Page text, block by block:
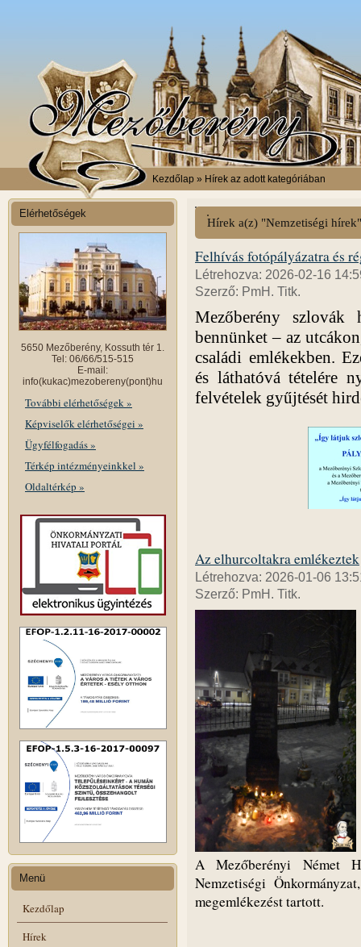
Kezdőlap » Hírek az adott kategóriában
Elérhetőségek
5650 Mezőberény, Kossuth tér 1.
Tel: 06/66/515-515
E-mail:
info(kukac)mezobereny(pont)hu
További elérhetőségek »
Képviselők elérhetőségei »
Ügyfélfogadás »
Térkép intézményeinkkel »
Oldaltérkép »
Menü
Kezdőlap
Hírek
Hírek a(z) "Nemzetiségi
Felhívás fotópályázatra és
Létrehozva: 2026-02-16
Szerző: PmH. Titk.
Mezőberény szlovák
bennünket – az
családi emlékekben.
és láthatóvá tételére
felvételek gyűjtését
Az elhurcoltakra emlékeztek
Létrehozva: 2026-01-06
Szerző: PmH. Titk.
A Mezőberényi Német
Nemzetiségi
megemlékezést tartott.